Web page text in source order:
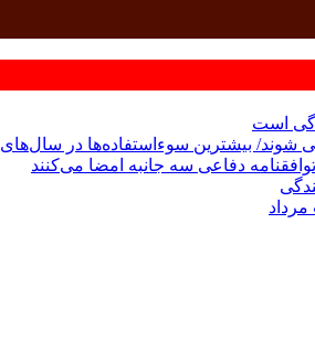
است
سوءاستفاده‌ها در سال‌های ۱۴۰۱ تا ۱۴۰۴ رخ داده است
دفاعی سه جانبه امضا می‌کنند